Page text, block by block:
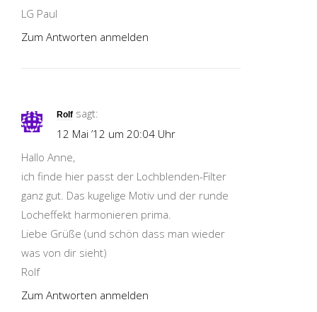
LG Paul
Zum Antworten anmelden
Rolf sagt:
12 Mai ’12 um 20:04 Uhr
Hallo Anne,
ich finde hier passt der Lochblenden-Filter
ganz gut. Das kugelige Motiv und der runde
Locheffekt harmonieren prima.
Liebe Grüße (und schön dass man wieder
was von dir sieht)
Rolf
Zum Antworten anmelden